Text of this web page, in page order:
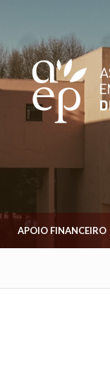
APOIO FINANCEIRO